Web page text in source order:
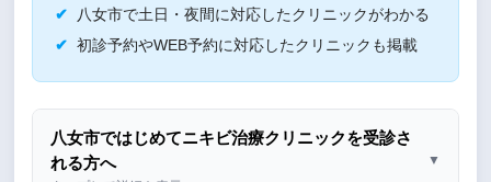
八女市で土日・夜間に対応したクリニックがわかる
初診予約やWEB予約に対応したクリニックも掲載
八女市ではじめてニキビ治療クリニックを受診さ
れる方へ
▼